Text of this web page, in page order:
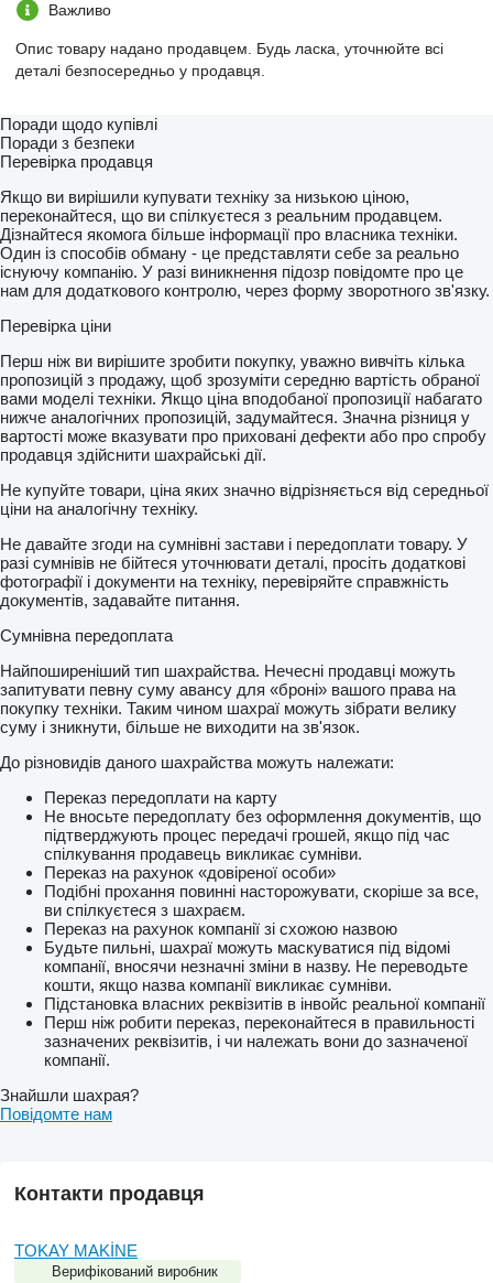
Важливо
Опис товару надано продавцем. Будь ласка, уточнюйте всі
деталі безпосередньо у продавця.
Поради щодо купівлі
Поради з безпеки
Перевірка продавця
Якщо ви вирішили купувати техніку за низькою ціною,
переконайтеся, що ви спілкуєтеся з реальним продавцем.
Дізнайтеся якомога більше інформації про власника техніки.
Один із способів обману - це представляти себе за реально
існуючу компанію. У разі виникнення підозр повідомте про це
нам для додаткового контролю, через форму зворотного зв'язку.
Перевірка ціни
Перш ніж ви вирішите зробити покупку, уважно вивчіть кілька
пропозицій з продажу, щоб зрозуміти середню вартість обраної
вами моделі техніки. Якщо ціна вподобаної пропозиції набагато
нижче аналогічних пропозицій, задумайтеся. Значна різниця у
вартості може вказувати про приховані дефекти або про спробу
продавця здійснити шахрайські дії.
Не купуйте товари, ціна яких значно відрізняється від середньої
ціни на аналогічну техніку.
Не давайте згоди на сумнівні застави і передоплати товару. У
разі сумнівів не бійтеся уточнювати деталі, просіть додаткові
фотографії і документи на техніку, перевіряйте справжність
документів, задавайте питання.
Сумнівна передоплата
Найпоширеніший тип шахрайства. Нечесні продавці можуть
запитувати певну суму авансу для «броні» вашого права на
покупку техніки. Таким чином шахраї можуть зібрати велику
суму і зникнути, більше не виходити на зв'язок.
До різновидів даного шахрайства можуть належати:
Переказ передоплати на карту
Не вносьте передоплату без оформлення документів, що
підтверджують процес передачі грошей, якщо під час
спілкування продавець викликає сумніви.
Переказ на рахунок «довіреної особи»
Подібні прохання повинні насторожувати, скоріше за все,
ви спілкуєтеся з шахраєм.
Переказ на рахунок компанії зі схожою назвою
Будьте пильні, шахраї можуть маскуватися під відомі
компанії, вносячи незначні зміни в назву. Не переводьте
кошти, якщо назва компанії викликає сумніви.
Підстановка власних реквізитів в інвойс реальної компанії
Перш ніж робити переказ, переконайтеся в правильності
зазначених реквізитів, і чи належать вони до зазначеної
компанії.
Знайшли шахрая?
Повідомте нам
Контакти продавця
TOKAY MAKİNE
Верифікований виробник